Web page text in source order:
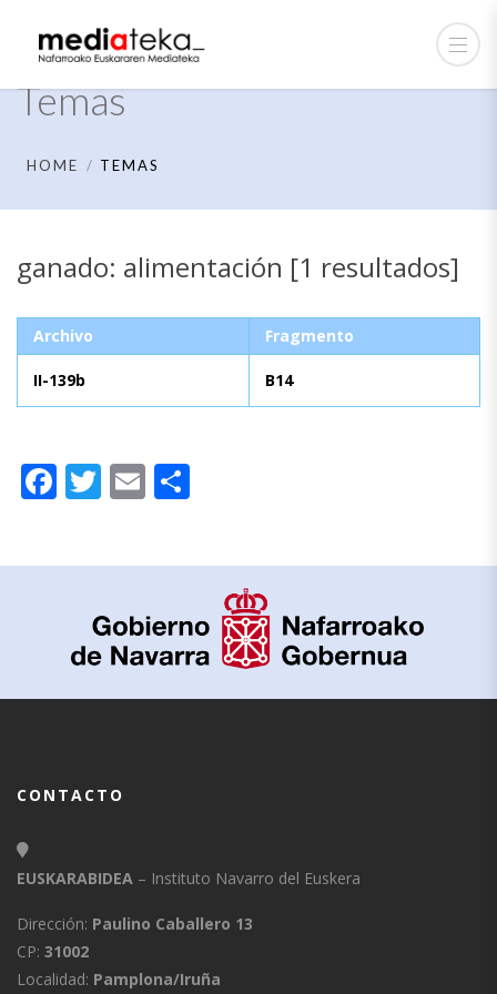
Temas
HOME TEMAS
ganado: alimentación [1 resultados]
Archivo Fragmento
II-139b B14
Facebook
Twitter
Email
CONTACTO
EUSKARABIDEA – Instituto Navarro del Euskera
Dirección: Paulino Caballero 13
CP: 31002
Localidad: Pamplona/Iruña